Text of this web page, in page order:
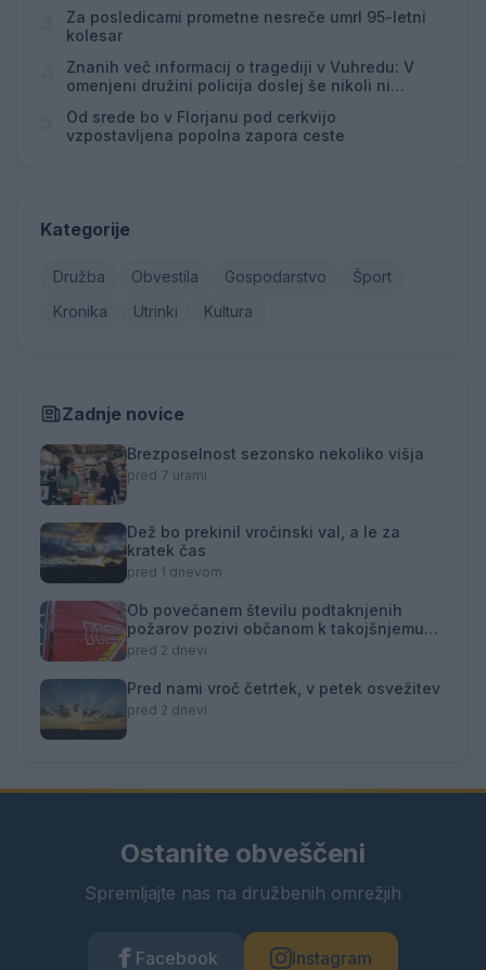
Za posledicami prometne nesreče umrl 95-letni
kolesar
Znanih več informacij o tragediji v Vuhredu: V
omenjeni družini policija doslej še nikoli ni
Od srede bo v Florjanu pod cerkvijo
vzpostavljena popolna zapora ceste
Kategorije
Družba Obvestila Gospodarstvo
Šport
Kronika
Utrinki Kultura
Zadnje novice
Brezposelnost sezonsko nekoliko višja
pred 7 urami
Dež bo prekinil vročinski val, a le za
kratek čas
pred 1 dnevom
Ob povečanem številu podtaknjenih
požarov pozivi občanom k takojšnjemu
obveščanju policije
pred 2 dnevi
Pred nami vroč četrtek, v petek osvežitev
pred 2 dnevi
Ostanite obveščeni
Spremljajte nas na družbenih omrežjih
Facebook Instagram